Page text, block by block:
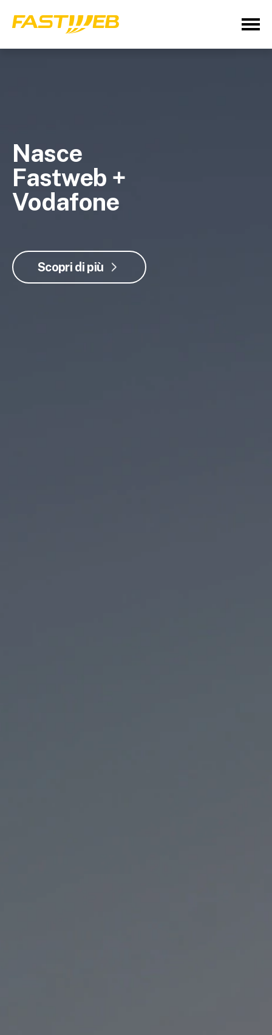
Nasce
Fastweb +
Vodafone
Scopri di più